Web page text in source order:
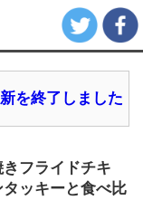
を終了しました
きフライドチキ
ッキーと食べ比